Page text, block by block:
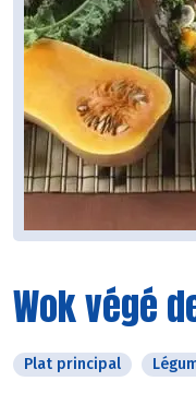
Wok végé
Plat principal